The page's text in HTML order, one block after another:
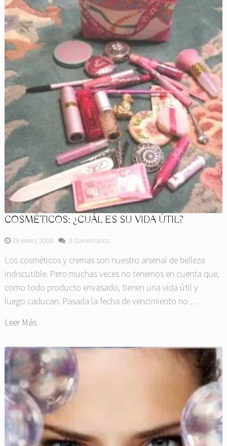
COSMÉTICOS: ¿CUÁL ES SU VIDA ÚTIL?
29 enero, 2008 0 Comentarios
Los cosméticos y cremas son nuestro arsenal de belleza
indiscutible. Pero muchas veces no tenemos en cuenta que,
como todo producto envasado, tienen una vida útil y
luego caducan. Pasada la fecha de vencimiento no …
Leer Más